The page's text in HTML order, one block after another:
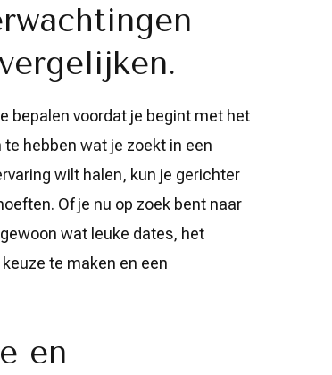
bepalen voordat je begint met het
hebben wat je zoekt in een
wilt halen, kun je gerichter
Of je nu op zoek bent naar
wat leuke dates, het
te maken en een
en